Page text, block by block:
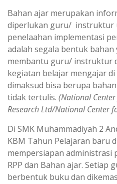
Bahan ajar merupakan
diperlukan guru/ instruktur
penelaahan implementasi
adalah segala bentuk
membantu guru/ instruktur
kegiatan belajar mengajar
dimaksud bisa berupa
tidak tertulis. (National
Research Ltd/National Center
Di SMK Muhammadiyah 2
KBM Tahun Pelajaran baru
mempersiapan administrasi
RPP dan Bahan ajar. Setiap
berbentuk buku dan